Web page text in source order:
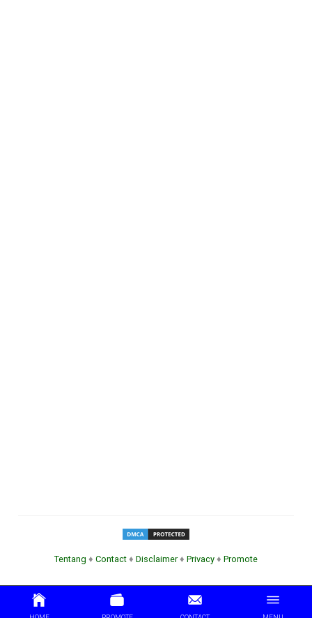
Tentang ♦ Contact ♦ Disclaimer♦ Privacy ♦ Promote